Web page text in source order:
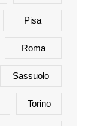
Pisa
Roma
Sassuolo
Torino